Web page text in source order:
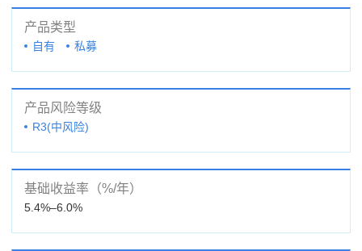
产品类型
自有 私募
产品风险等级
R3(中风险)
基础收益率（%/年）
5.4%–6.0%